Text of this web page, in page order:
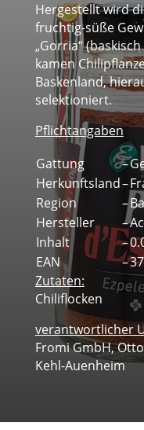
Hergestellt wird
fruchtig-süße
„Gorria“
kamen
Baskenland,
selektioniert.
Pflichtangaben
Gattung
–
Herkunftsland–
Region
–
Hersteller
–
Inhalt
–
EAN
–
Zutaten:
Chiliflocken
verantwortlicher
Fromi GmbH,
Kehl-Auenheim